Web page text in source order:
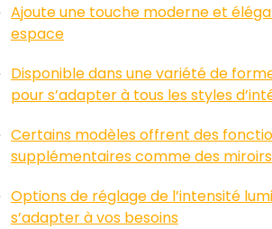
Ajoute une touche moderne et
espace
Disponible dans une variété de
pour s’adapter à tous les styles
Certains modèles offrent des
supplémentaires comme des
Options de réglage de l’intensité
s’adapter à vos besoins